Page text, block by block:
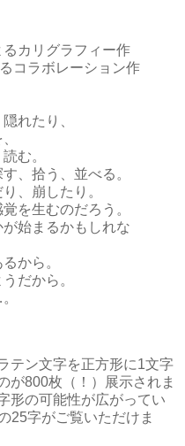
カリグラフィー作
コラボレーション作
れたり、
む。
、拾う、並べる。
、崩したり。
を生むのだろう。
始まるかもしれな
から。
だから。
テン文字を正方形に1文字
が800枚（！）展示されま
形の可能性が広がってい
25字がご覧いただけま